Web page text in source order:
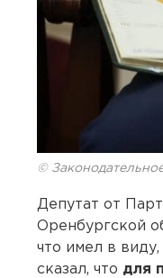
©
Депутат от
Оренбургской
что имел в
сказал, что для